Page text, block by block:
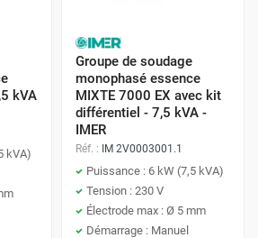
électrogènes combinant un moteur
batterie, offrant un fonctionnement
et une consommation de carburant
pour une utilisation polyvalente.
est acceptable ?
un critère important, surtout si vous
électrogène dans un environnement
événement, etc.). Les modèles
pour réduire les nuisances
sonore (en décibels dB) indiqué
du groupe électrogène.
kVA
kVA)
Groupe de soudage
monophasé essence
MIXTE 7000 EX avec kit
différentiel - 7,5 kVA -
IMER
Réf. : IM 2V0003001.1
Puissance : 6 kW (7,5 kVA)
Tension : 230 V
Électrode max : Ø 5 mm
Démarrage : Manuel